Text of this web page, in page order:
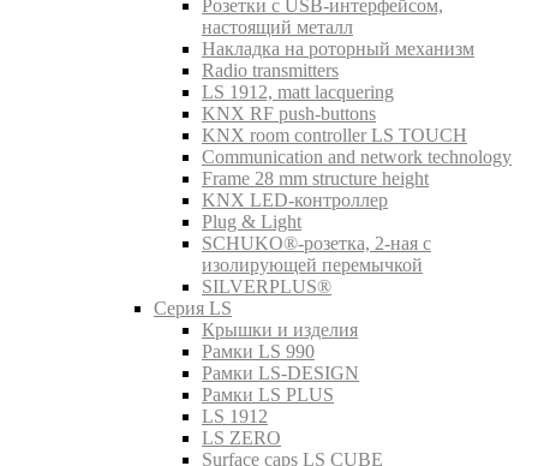
Розетки с USB-интерфейсом,
настоящий металл
Накладка на роторный механизм
Radio transmitters
LS 1912, matt lacquering
KNX RF push-buttons
KNX room controller LS TOUCH
Communication and network technology
Frame 28 mm structure height
KNX LED-контроллер
Plug & Light
SCHUKO®-розетка, 2-ная с
изолирующей перемычкой
SILVERPLUS®
Серия LS
Крышки и изделия
Рамки LS 990
Рамки LS-DESIGN
Рамки LS PLUS
LS 1912
LS ZERO
Surface caps LS CUBE